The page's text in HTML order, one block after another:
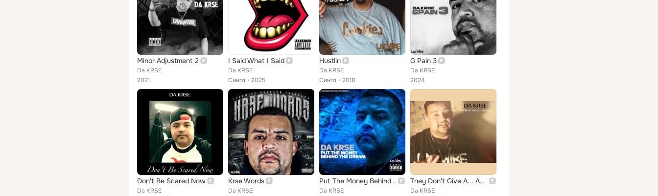
Minor Adjustment 2
Da KRSE
2021
I Said What I Said
Da KRSE
Сингл
2025
Hustlin
Da KRSE
Сингл
2018
G Pain 3
Da KRSE
2024
Don't Be Scared Now
Da KRSE
Krse Words
Da KRSE
Put The Money Behind The Dream
Da KRSE
They Don't Give A... About Us
Da KRSE